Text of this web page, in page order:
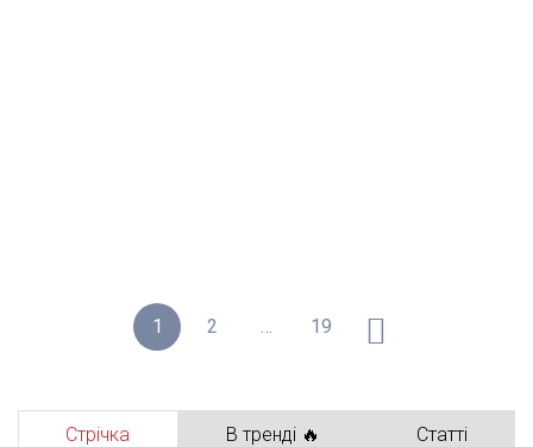
1 2 … 19
Стрічка В тренді 🔥 Статті